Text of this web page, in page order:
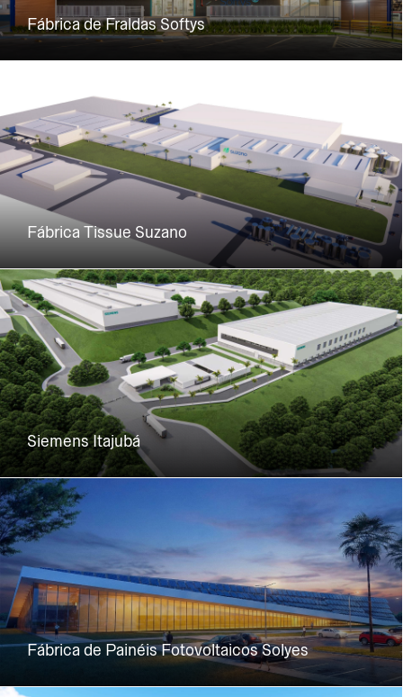
Fábrica de Fraldas Softys
Fábrica Tissue Suzano
Siemens Itajubá
Fábrica de Painéis Fotovoltaicos Solyes